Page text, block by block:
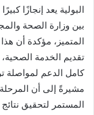
البولية يعد إنجازًا
بين وزارة الصحة
المتميز، مؤكدة أن
تقديم الخدمة
كامل الدعم لمواصلة
مشيرةً إلى أن
المستمر لتحقيق